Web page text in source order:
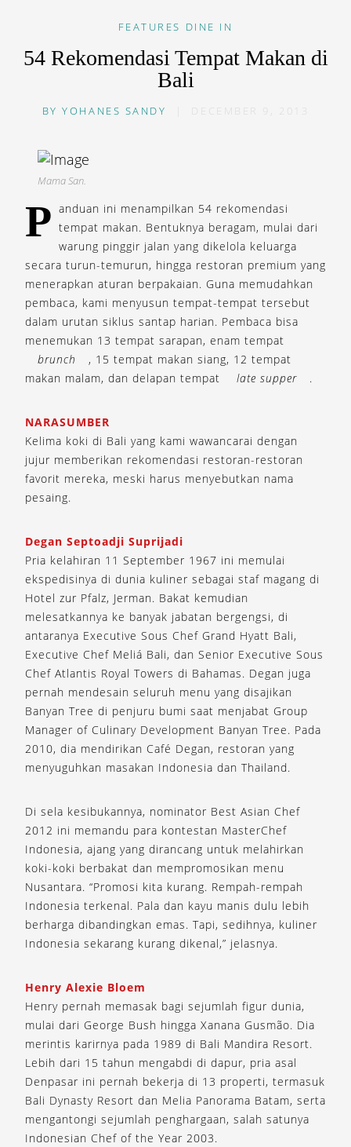
FEATURES DINE IN
54 Rekomendasi Tempat Makan di
Bali
BYYOHANES SANDY DECEMBER 9, 2013
Mama San.
P anduan ini menampilkan 54 rekomendasi
tempat makan. Bentuknya beragam, mulai dari
warung pinggir jalan yang dikelola keluarga
secara turun-temurun, hingga restoran premium yang
menerapkan aturan berpakaian. Guna memudahkan
pembaca, kami menyusun tempat-tempat tersebut
dalam urutan siklus santap harian. Pembaca bisa
menemukan 13 tempat sarapan, enam tempat
brunch
, 15 tempat makan siang, 12 tempat
makan malam, dan delapan tempat
late supper .
NARASUMBER
Kelima koki di Bali yang kami wawancarai dengan
jujur memberikan rekomendasi restoran-restoran
favorit mereka, meski harus menyebutkan nama
pesaing.
Degan Septoadji Suprijadi
Pria kelahiran 11 September 1967 ini memulai
ekspedisinya di dunia kuliner sebagai staf magang di
Hotel zur Pfalz, Jerman. Bakat kemudian
melesatkannya ke banyak jabatan bergengsi, di
antaranya Executive Sous Chef Grand Hyatt Bali,
Executive Chef Meliá Bali, dan Senior Executive Sous
Chef Atlantis Royal Towers di Bahamas. Degan juga
pernah mendesain seluruh menu yang disajikan
Banyan Tree di penjuru bumi saat menjabat Group
Manager of Culinary Development Banyan Tree. Pada
2010, dia mendirikan Café Degan, restoran yang
menyuguhkan masakan Indonesia dan Thailand.
Di sela kesibukannya, nominator Best Asian Chef
2012 ini memandu para kontestan MasterChef
Indonesia, ajang yang dirancang untuk melahirkan
koki-koki berbakat dan mempromosikan menu
Nusantara. “Promosi kita kurang. Rempah-rempah
Indonesia terkenal. Pala dan kayu manis dulu lebih
berharga dibandingkan emas. Tapi, sedihnya, kuliner
Indonesia sekarang kurang dikenal,” jelasnya.
Henry Alexie Bloem
Henry pernah memasak bagi sejumlah figur dunia,
mulai dari George Bush hingga Xanana Gusmão. Dia
merintis karirnya pada 1989 di Bali Mandira Resort.
Lebih dari 15 tahun mengabdi di dapur, pria asal
Denpasar ini pernah bekerja di 13 properti, termasuk
Bali Dynasty Resort dan Melia Panorama Batam, serta
mengantongi sejumlah penghargaan, salah satunya
Indonesian Chef of the Year 2003.